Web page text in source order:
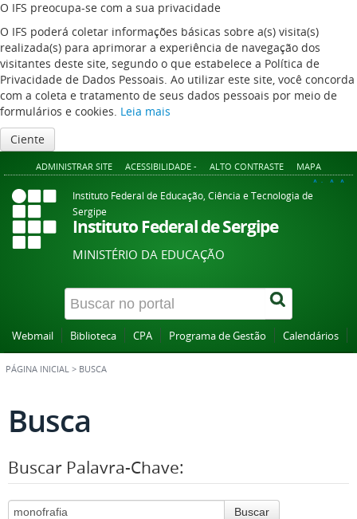
O IFS preocupa-se com a sua privacidade
O IFS poderá coletar informações básicas sobre a(s) visita(s)
realizada(s) para aprimorar a experiência de navegação dos
visitantes deste site, segundo o que estabelece a Política de
Privacidade de Dados Pessoais. Ao utilizar este site, você concorda
com a coleta e tratamento de seus dados pessoais por meio de
formulários e cookies. Leia mais
Ciente
ADMINISTRAR SITE ACESSIBILIDADE - ALTO CONTRASTE MAPA
A+ A A-
Instituto Federal de Educação, Ciência e Tecnologia de
Sergipe
Instituto Federal de Sergipe
MINISTÉRIO DA EDUCAÇÃO
Webmail Biblioteca CPA Programa de Gestão Calendários
PÁGINA INICIAL > BUSCA
Busca
Buscar Palavra-Chave:
Buscar